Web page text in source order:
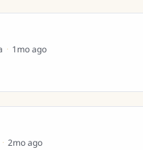
· 1mo ago
· 2mo ago